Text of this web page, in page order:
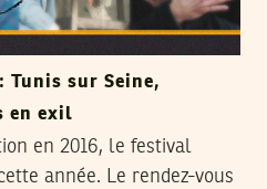
Tunis sur Seine,
en exil
en 2016, le festival
année. Le rendez-vous